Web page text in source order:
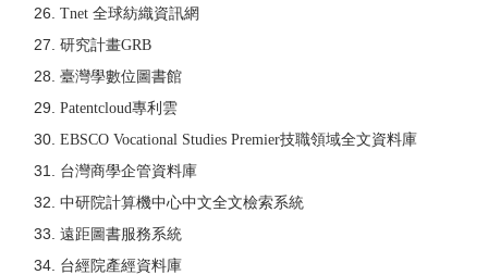
Tnet 全球紡織資訊網
研究計畫GRB
臺灣學數位圖書館
Patentcloud專利雲
EBSCO Vocational Studies Premier技職領域全文資料庫
台灣商學企管資料庫
中研院計算機中心中文全文檢索系統
遠距圖書服務系統
台經院產經資料庫